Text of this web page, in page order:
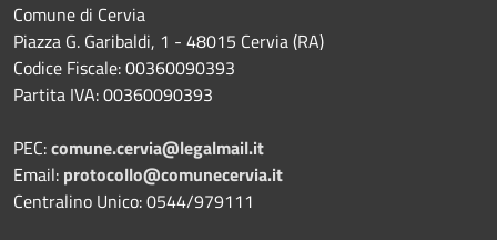
Comune di Cervia
Piazza G. Garibaldi, 1 - 48015 Cervia (RA)
Codice Fiscale: 00360090393
Partita IVA: 00360090393
PEC:comune.cervia@legalmail.it
Email: protocollo@comunecervia.it
Centralino Unico: 0544/979111